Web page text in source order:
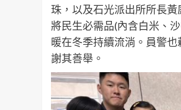
珠，以及石光派出所所長
將民生必需品(內含白米、
暖在冬季持續流淌。員警
謝其善舉。